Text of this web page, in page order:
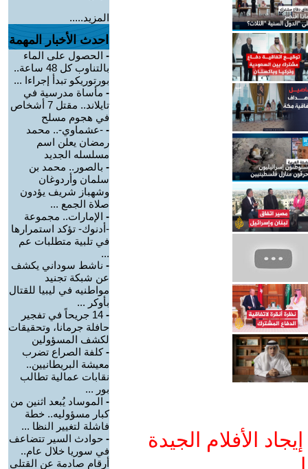
الأفلام الجيدة
المزيد.....
احدث الأخبار المهمة
- الحصول على الماء
بالتناوب كل 48 ساعة..
بورتوريكو تبدأ إجراءا ...
- مأساة مدرسية في
تايلاند.. مقتل 7 أشخاص
في هجوم مسلح
- -عشماوي-.. محمد
رمضان يعلن اسم
مسلسله الجديد
- بالصور.. محمد بن
سلمان وأردوغان
وشهباز شريف يؤدون
صلاة الجمع ...
- الإمارات.. مجموعة
-أدنوك- تؤكد استمرارها
في تلبية متطلبات عم
...
- ناشط سوداني يكشف
عن شبكة تجنيد
مواطنيه في ليبيا للقتال
بأوكر ...
-
14 جريحاً في تفجير
حافلة جرمانا، وتحقيقات
لكشف المسؤولين
-كلفة الصراع تضرب
معيشة البريطانيين..
نقابات عمالية تطالب
بور ...
- الموساد يُبعد اثنين من
كبار مسؤوليه.. خطة
فاشلة لتغيير النظا ...
- حوادث السير تتضاعف
في سوريا خلال عام..
أرقام صادمة عن القتلى